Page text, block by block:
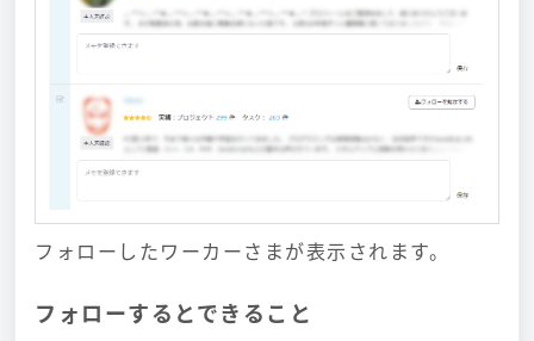
フォローしたワーカーさまが表示されます。
フォローするとできること